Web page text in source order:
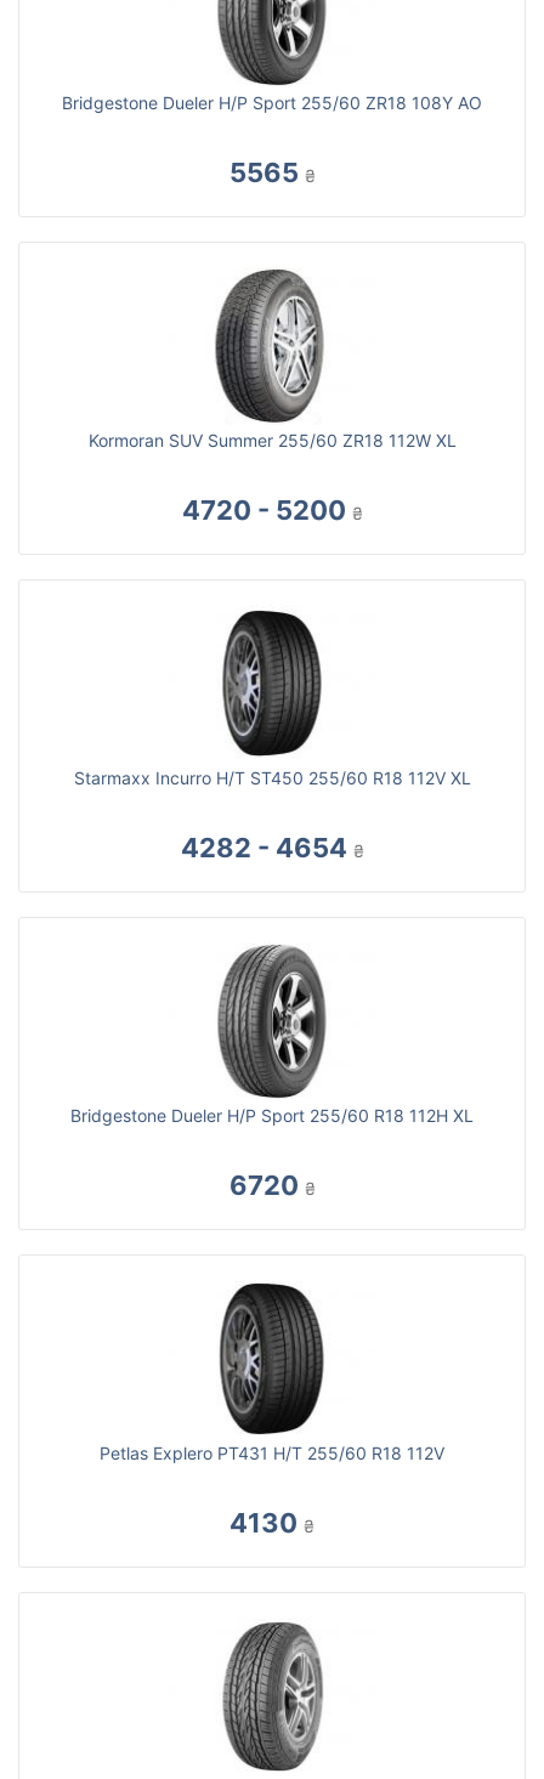
Bridgestone Dueler H/P Sport 255/60 ZR18 108Y AO
5565 ₴
Kormoran SUV Summer 255/60 ZR18 112W XL
4720 - 5200 ₴
Starmaxx Incurro H/T ST450 255/60 R18 112V XL
4282 - 4654 ₴
Bridgestone Dueler H/P Sport 255/60 R18 112H XL
6720 ₴
Petlas Explero PT431 H/T 255/60 R18 112V
4130 ₴